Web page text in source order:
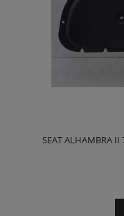
SEAT ALHAMBRA II